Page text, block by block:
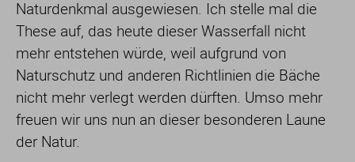
Naturdenkmal ausgewiesen. Ich stelle mal die
These auf, das heute dieser Wasserfall nicht
mehr entstehen würde, weil aufgrund von
Naturschutz und anderen Richtlinien die Bäche
nicht mehr verlegt werden dürften. Umso mehr
freuen wir uns nun an dieser besonderen Laune
der Natur.